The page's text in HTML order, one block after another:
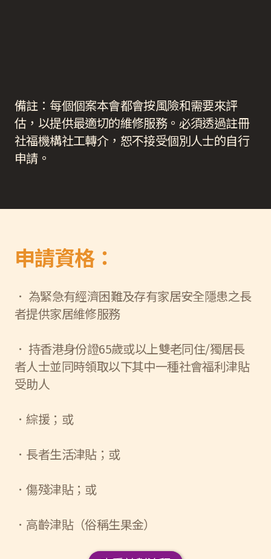
備註：每個個案本會都會按風險和需要來評
估，以提供最適切的維修服務。必須透過註冊
社福機構社工轉介，恕不接受個別人士的自行
申請。
申請資格：
． 為緊急有經濟困難及存有家居安全隱患之長
者提供家居維修服務
． 持香港身份證65歲或以上雙老同住/獨居長
者人士並同時領取以下其中一種社會福利津貼
受助人
．綜援；或
．長者生活津貼；或
．傷殘津貼；或
．高齡津貼（俗稱生果金）